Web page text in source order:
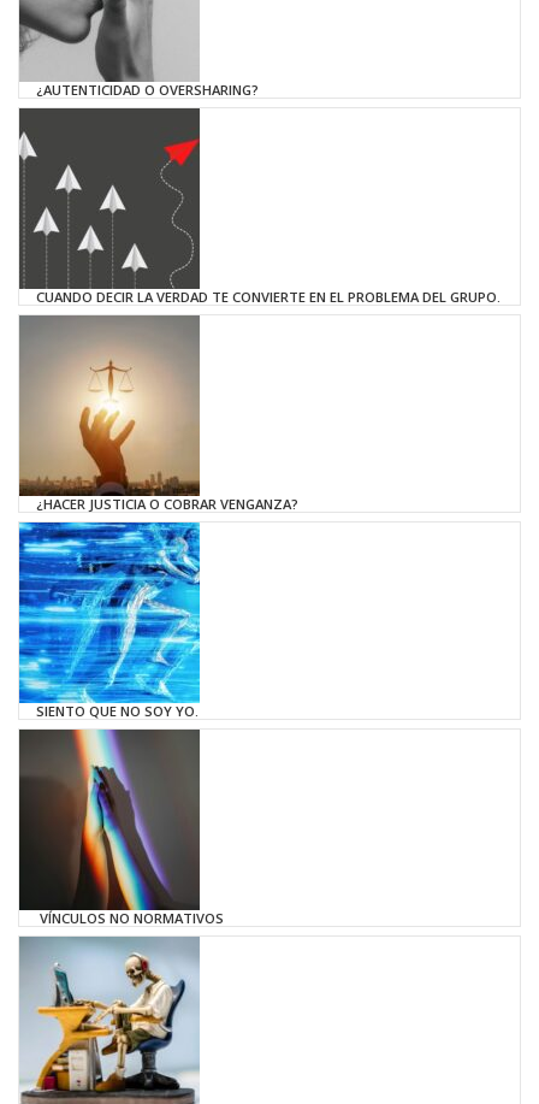
¿AUTENTICIDAD O OVERSHARING?
CUANDO DECIR LA VERDAD TE CONVIERTE EN EL PROBLEMA DEL GRUPO.
¿HACER JUSTICIA O COBRAR VENGANZA?
SIENTO QUE NO SOY YO.
VÍNCULOS NO NORMATIVOS